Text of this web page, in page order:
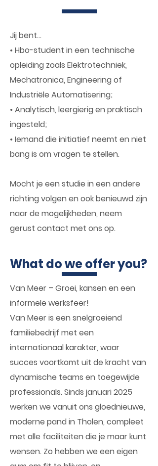
Jij bent…
• Hbo-student in een technische
opleiding zoals Elektrotechniek,
Mechatronica, Engineering of
Industriële Automatisering;
• Analytisch, leergierig en praktisch
ingesteld;
• Iemand die initiatief neemt en niet
bang is om vragen te stellen.
Mocht je een studie in een andere
richting volgen en ook benieuwd zijn
naar de mogelijkheden, neem
gerust contact met ons op.
What do we offer you?
Van Meer – Groei, kansen en een
informele werksfeer!
Van Meer is een snelgroeiend
familiebedrijf met een
internationaal karakter, waar
succes voortkomt uit de kracht van
dynamische teams en toegewijde
professionals. Sinds januari 2025
werken we vanuit ons gloednieuwe,
moderne pand in Tholen, compleet
met alle faciliteiten die je maar kunt
wensen. Zo hebben we een eigen